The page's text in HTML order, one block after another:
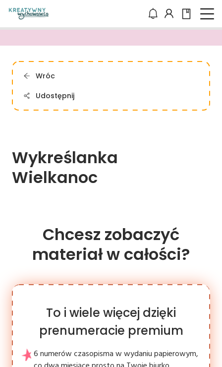
Wróc
Udostępnij
Wykreślanka
Wielkanoc
Chcesz zobaczyć
materiał w całości?
To i wiele więcej dzięki
prenumeracie premium
6 numerów czasopisma w wydaniu papierowym,